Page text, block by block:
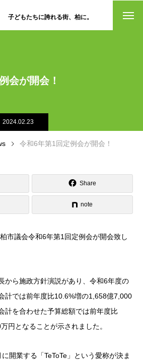
子どもたちに誇れる街、柏に。
会が開会！
2024.02.23
令和6年第1回定例会が開会！
Share
note
市議会令和6年第1回定例会が開会致し
から施政方針演説があり、令和6年度の
計では前年度比10.6%増の1,658億7,000
計を合わせた予算総額では前年度比
円となることが示されました。
開業する「TeToTe」という愛称が決ま